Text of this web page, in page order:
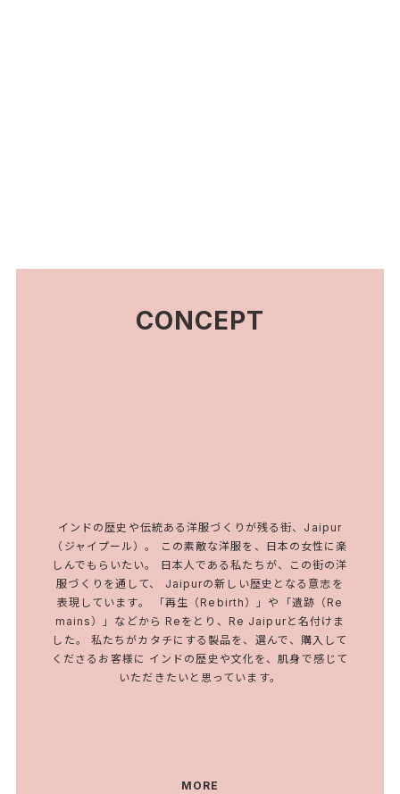
CONCEPT
インドの歴史や伝統ある洋服づくりが残る街、Jaipur
（ジャイプール）。 この素敵な洋服を、日本の女性に楽
しんでもらいたい。 日本人である私たちが、この街の洋
服づくりを通して、 Jaipurの新しい歴史となる意志を
表現しています。 「再生（Rebirth）」や「遺跡（Re
mains）」などから Reをとり、Re Jaipurと名付けま
した。 私たちがカタチにする製品を、選んで、購入して
くださるお客様に インドの歴史や文化を、肌身で感じて
いただきたいと思っています。
MORE